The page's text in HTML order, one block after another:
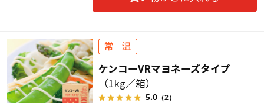
ケンコーVRマヨネーズタイプ
（1kg／箱）
5.0（2）